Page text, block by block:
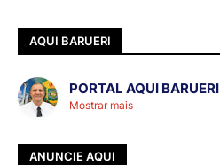
AQUI BARUERI
PORTAL AQUI BARUERI
Mostrar mais
ANUNCIE AQUI